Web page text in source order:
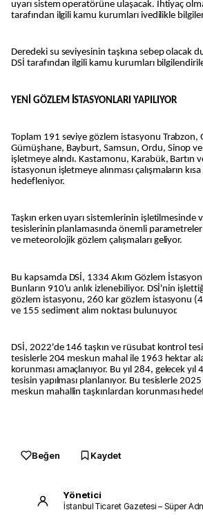
uyarı sistem operatörüne ulaşacak. İhtiyaç
tarafından ilgili kamu kurumları ivedilikle
Deredeki su seviyesinin taşkına sebep olacak
DSİ tarafından ilgili kamu kurumları
YENİ GÖZLEM İSTASYONLARI YAPILIYOR
Toplam 191 seviye gözlem istasyonu Trabzon,
Gümüşhane, Bayburt, Samsun, Ordu, Sinop
işletmeye alındı. Kastamonu, Karabük, Bartın
istasyonun işletmeye alınması çalışmaların
hedefleniyor.
Taşkın erken uyarı sistemlerinin işletilmesinde
tesislerinin planlamasında önemli
ve meteorolojik gözlem çalışmaları geliyor.
Bu kapsamda DSİ, 1334 Akım Gözlem
Bunların 910'u anlık izlenebiliyor. DSİ'nin
gözlem istasyonu, 260 kar gözlem istasyonu
ve 155 sediment alım noktası bulunuyor.
DSİ, 2022'de 146 taşkın ve rüsubat kontrol
tesislerle 204 meskun mahal ile 1963 hektar
korunması amaçlanıyor. Bu yıl 284, gelecek yıl
tesisin yapılması planlanıyor. Bu tesislerle
meskun mahallin taşkınlardan korunması
Beğen Kaydet
Yönetici
İstanbul Ticaret Gazetesi – Süper